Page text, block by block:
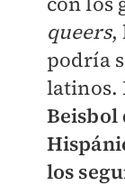
queers,
podría
latinos.
Beisbol
los